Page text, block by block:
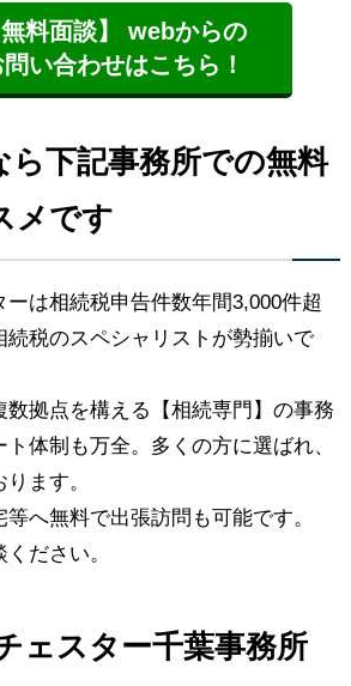
無料面談】 webからの
問い合わせはこちら！
ら下記事務所での無料
メです
は相続税申告件数年間3,000件超
続税のスペシャリストが勢揃いで
数拠点を構える【相続専門】の事務
体制も万全。多くの方に選ばれ、
ます。
へ無料で出張訪問も可能です。
ださい。
ェスター千葉事務所